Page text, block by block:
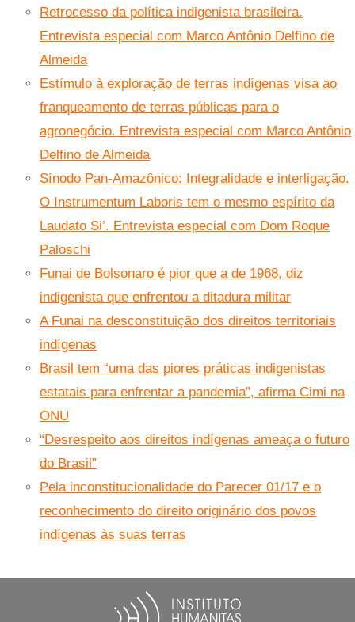
Retrocesso da política indigenista brasileira.
Entrevista especial com Marco Antônio Delfino de
Almeida
Estímulo à exploração de terras indígenas visa ao
franqueamento de terras públicas para o
agronegócio. Entrevista especial com Marco Antônio
Delfino de Almeida
Sínodo Pan-Amazônico: Integralidade e interligação.
O Instrumentum Laboris tem o mesmo espírito da
Laudato Si’. Entrevista especial com Dom Roque
Paloschi
Funai de Bolsonaro é pior que a de 1968, diz
indigenista que enfrentou a ditadura militar
A Funai na desconstituição dos direitos territoriais
indígenas
Brasil tem “uma das piores práticas indigenistas
estatais para enfrentar a pandemia”, afirma Cimi na
ONU
“Desrespeito aos direitos indígenas ameaça o futuro
do Brasil”
Pela inconstitucionalidade do Parecer 01/17 e o
reconhecimento do direito originário dos povos
indígenas às suas terras